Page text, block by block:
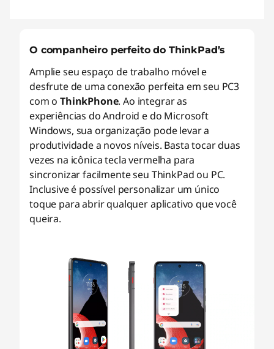
O companheiro perfeito do ThinkPad’s
Amplie seu espaço de trabalho móvel e
desfrute de uma conexão perfeita em seu PC3
com oThinkPhone. Ao integrar as
experiências do Android e do Microsoft
Windows, sua organização pode levar a
produtividade a novos níveis. Basta tocar duas
vezes na icônica tecla vermelha para
sincronizar facilmente seu ThinkPad ou PC.
Inclusive é possível personalizar um único
toque para abrir qualquer aplicativo que você
queira.